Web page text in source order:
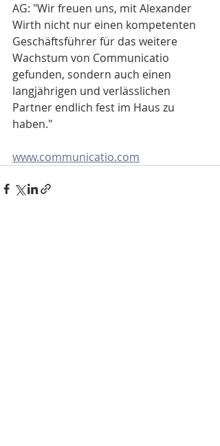
AG: "Wir freuen uns, mit Alexander
Wirth nicht nur einen kompetenten
Geschäftsführer für das weitere
Wachstum von Communicatio
gefunden, sondern auch einen
langjährigen und verlässlichen
Partner endlich fest im Haus zu
haben."
www.communicatio.com